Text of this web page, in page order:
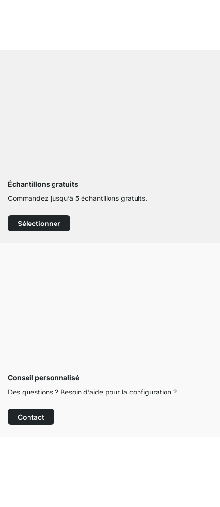
Échantillons gratuits
Commandez jusqu’à 5 échantillons gratuits.
Sélectionner
Conseil personnalisé
Des questions ? Besoin d’aide pour la configuration ?
Contact